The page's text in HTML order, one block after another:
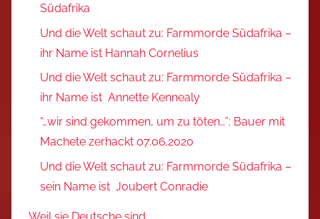
Südafrika
Und die Welt schaut zu: Farmmorde Südafrika –
ihr Name ist Hannah Cornelius
Und die Welt schaut zu: Farmmorde Südafrika –
ihr Name ist Annette Kennealy
“…wir sind gekommen, um zu töten…”: Bauer mit
Machete zerhackt 07.06.2020
Und die Welt schaut zu: Farmmorde Südafrika –
sein Name ist Joubert Conradie